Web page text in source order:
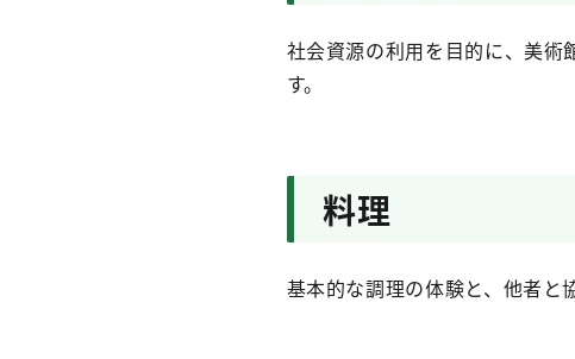
社会資源の利用を目的に、美
す。
料理
基本的な調理の体験と、他者と